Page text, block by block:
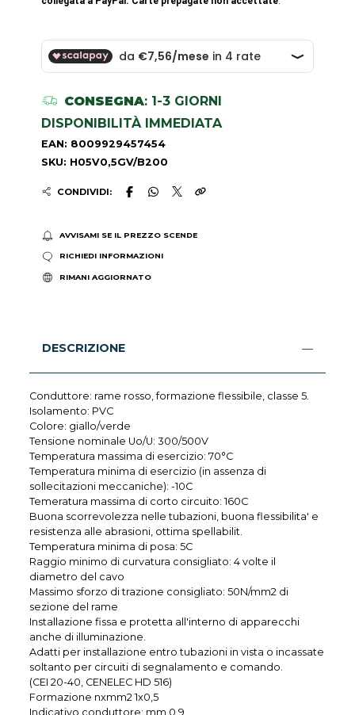
CONSEGNA: 1-3 GIORNI
DISPONIBILITÀ IMMEDIATA
EAN: 8009929457454
SKU: H05V0,5GV/B200
CONDIVIDI:
AVVISAMI SE IL PREZZO SCENDE
RICHIEDI INFORMAZIONI
RIMANI AGGIORNATO
DESCRIZIONE
Conduttore: rame rosso, formazione flessibile, classe 5.
Isolamento: PVC
Colore: giallo/verde
Tensione nominale Uo/U: 300/500V
Temperatura massima di esercizio: 70°C
Temperatura minima di esercizio (in assenza di
sollecitazioni meccaniche): -10C
Temeratura massima di corto circuito: 160C
Buona scorrevolezza nelle tubazioni, buona flessibilita' e
resistenza alle abrasioni, ottima spellabilit.
Temperatura minima di posa: 5C
Raggio minimo di curvatura consigliato: 4 volte il
diametro del cavo
Massimo sforzo di trazione consigliato: 50N/mm2 di
sezione del rame
Installazione fissa e protetta all'interno di apparecchi
anche di illuminazione.
Adatti per installazione entro tubazioni in vista o incassate
soltanto per circuiti di segnalamento e comando.
(CEI 20-40, CENELEC HD 516)
Formazione nxmm2 1x0,5
Indicativo conduttore: mm 0,9